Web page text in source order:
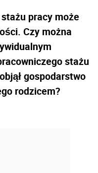
pracy może
Czy można
stażu
gospodarstwo
rodzicem?